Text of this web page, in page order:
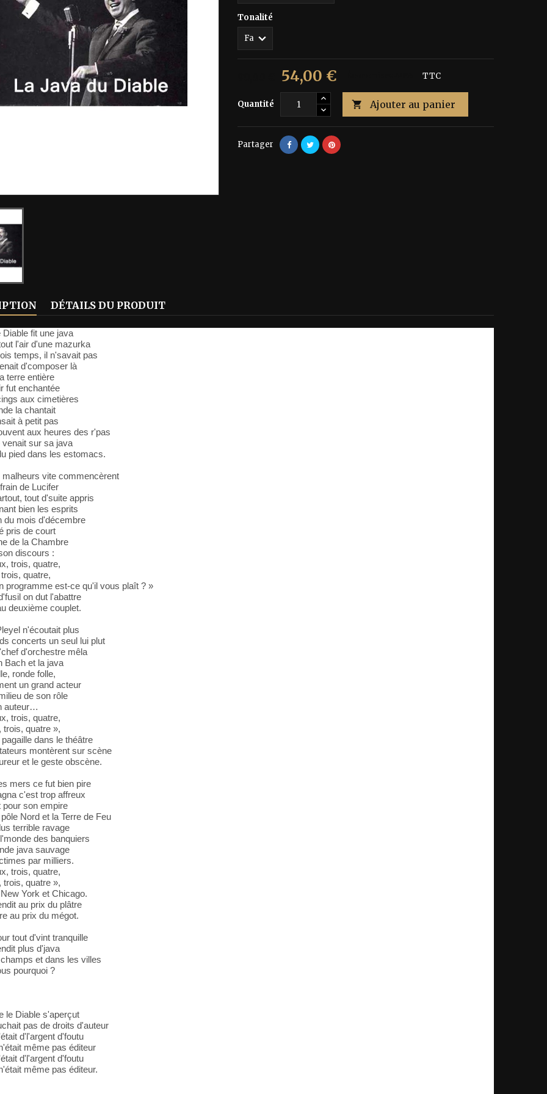
Tonalité
54,00 € TTC
Quantité  Ajouter au panier
Partager
DÉTAILS DU PRODUIT
Diable fit une java
l'air d'une mazurka
temps, il n'savait pas
d'composer là
terre entière
fut enchantée
aux cimetières
la chantait
à petit pas
aux heures des r'pas
venait sur sa java
pied dans les estomacs.
malheurs vite commencèrent
de Lucifer
tout d'suite appris
bien les esprits
du mois d'décembre
pris de court
de la Chambre
discours :
trois, quatre,
quatre,
programme est-ce qu'il vous plaît ? »
on dut l'abattre
deuxième couplet.
n'écoutait plus
concerts un seul lui plut
d'orchestre mêla
Bach et la java
ronde folle,
un grand acteur
de son rôle
auteur…
trois, quatre,
trois, quatre »,
dans le théâtre
montèrent sur scène
et le geste obscène.
mers ce fut bien pire
c'est trop affreux
pour son empire
Nord et la Terre de Feu
terrible ravage
des banquiers
java sauvage
par milliers.
trois, quatre,
trois, quatre »,
York et Chicago.
au prix du plâtre
au prix du mégot.
tout d'vint tranquille
plus d'java
et dans les villes
pourquoi ?
le Diable s'aperçut
pas de droits d'auteur
d'l'argent d'foutu
même pas éditeur
d'l'argent d'foutu
même pas éditeur.